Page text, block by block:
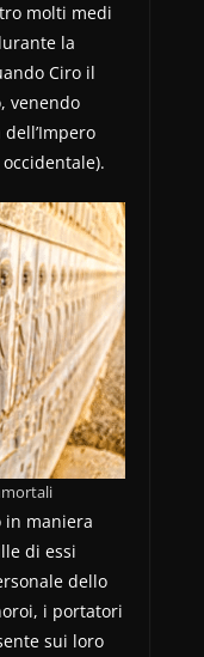
molti medi
la
Ciro il
venendo
in maniera
di essi
dello
i portatori
sui loro